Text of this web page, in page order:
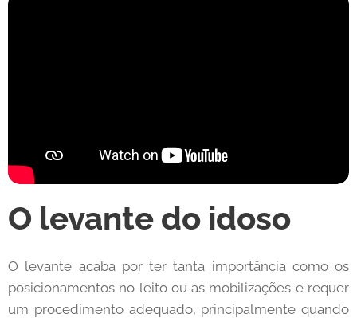
O levante do idoso
O levante acaba por ter tanta importância como os
posicionamentos no leito ou as mobilizações e requer
um procedimento adequado, principalmente quando